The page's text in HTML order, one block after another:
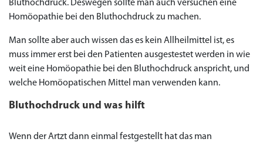
Bluthochdruck. Deswegen sollte man auch versuchen eine
Homöopathie bei den Bluthochdruck zu machen.
Man sollte aber auch wissen das es kein Allheilmittel ist, es
muss immer erst bei den Patienten ausgestestet werden in wie
weit eine Homöopathie bei den Bluthochdruck anspricht, und
welche Homöopatischen Mittel man verwenden kann.
Bluthochdruck und was hilft
Wenn der Artzt dann einmal festgestellt hat das man
← Return to shop to Cart